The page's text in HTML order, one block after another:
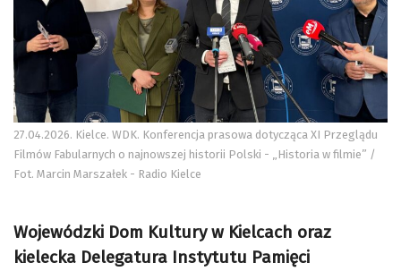
27.04.2026. Kielce. WDK. Konferencja prasowa dotycząca XI Przeglądu
Filmów Fabularnych o najnowszej historii Polski - „Historia w filmie” /
Fot. Marcin Marszałek - Radio Kielce
Wojewódzki Dom Kultury w Kielcach oraz
kielecka Delegatura Instytutu Pamięci